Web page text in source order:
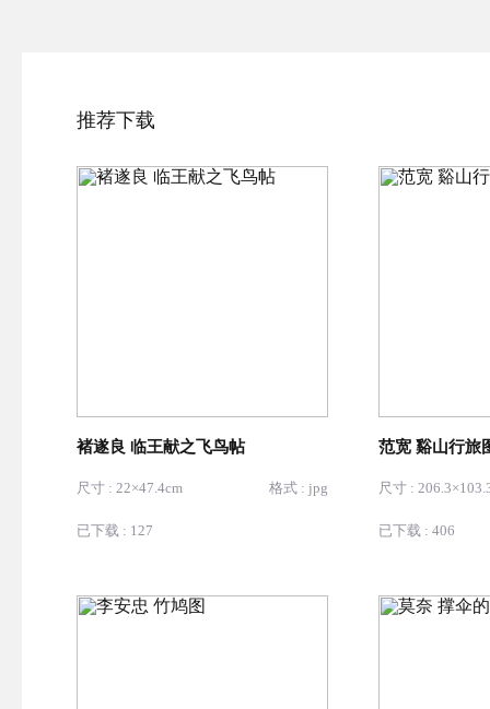
推荐下载
褚遂良 临王献之飞鸟帖
尺寸 : 22×47.4cm 格式 : jpg
已下载 : 127
范宽 谿山行旅
尺寸 :
已下载 : 406